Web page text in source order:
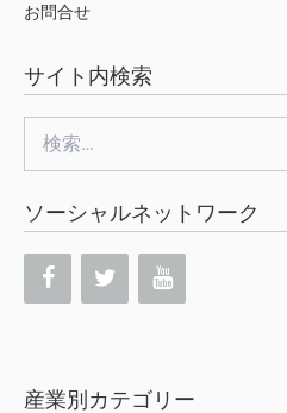
お問合せ
サイト内検索
索:
ソーシャルネットワーク
産業別カテゴリー